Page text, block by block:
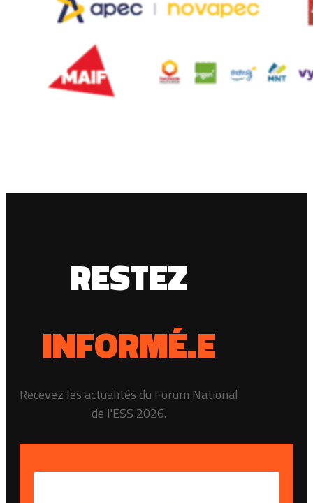
RESTEZ
INFORMÉ.E
Recevez les actualités du Forum National
de l'ESS 2026.